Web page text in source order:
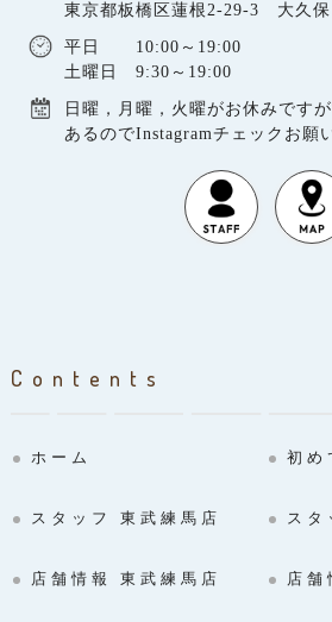
東京都板橋区蓮根2-29-3 大久保
平日 10:00～19:00
土曜日 9:30～19:00
日曜，月曜，火曜がお休みです
あるのでInstagramチェックお願
Contents
ホーム 初め
スタッフ 東武練馬店 スタ
店舗情報 東武練馬店 店舗